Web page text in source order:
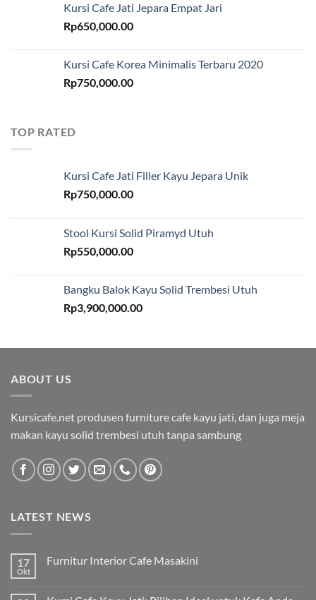
Kursi Cafe Jati Jepara Empat Jari
Rp650,000.00
Kursi Cafe Korea Minimalis Terbaru 2020
Rp750,000.00
TOP RATED
Kursi Cafe Jati Filler Kayu Jepara Unik
Rp750,000.00
Stool Kursi Solid Piramyd Utuh
Rp550,000.00
Bangku Balok Kayu Solid Trembesi Utuh
Rp3,900,000.00
ABOUT US
Kursicafe.net produsen furniture cafe kayu jati, dan juga meja
makan kayu solid trembesi utuh tanpa sambung
LATEST NEWS
17
Okt
Furnitur Interior Cafe Masakini